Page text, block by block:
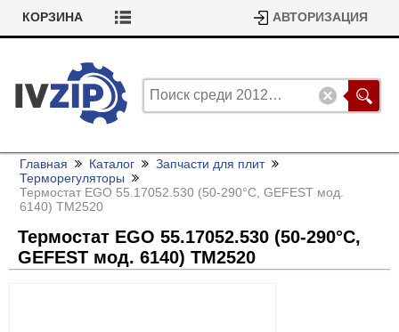
КОРЗИНА АВТОРИЗАЦИЯ
Главная Каталог
Запчасти для плит
Терморегуляторы
Термостат EGO 55.17052.530 (50-290°С, GEFEST мод.
6140) ТМ2520
Термостат EGO 55.17052.530 (50-290°С,
GEFEST мод. 6140) ТМ2520